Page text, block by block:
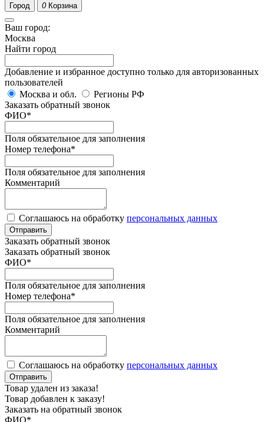
Город 0 Корзина
Ваш город:
Москва
Найти город
Добавление и избранное доступно только для авторизованных
пользователей
Москва и обл.
Регионы РФ
Заказать обратный звонок
ФИО*
Поля обязательное для заполнения
Номер телефона*
Поля обязательное для заполнения
Комментарий
Соглашаюсь на обработку персональных данных
Отправить
Заказать обратный звонок
Заказать обратный звонок
ФИО*
Поля обязательное для заполнения
Номер телефона*
Поля обязательное для заполнения
Комментарий
Соглашаюсь на обработку персональных данных
Отправить
Товар удален из заказа!
Товар добавлен к заказу!
Заказать на обратный звонок
ФИО*